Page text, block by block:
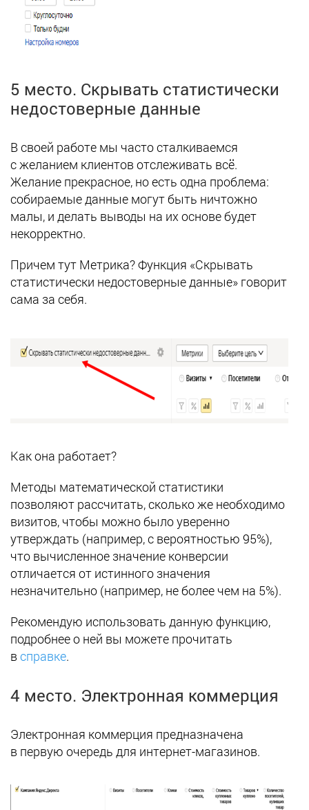
5 место. Скрывать статистически
недостоверные данные
В своей работе мы часто сталкиваемся
с желанием клиентов отслеживать всё.
Желание прекрасное, но есть одна проблема:
собираемые данные могут быть ничтожно
малы, и делать выводы на их основе будет
некорректно.
Причем тут Метрика? Функция «Скрывать
статистически недостоверные данные» говорит
сама за себя.
Как она работает?
Методы математической статистики
позволяют рассчитать, сколько же необходимо
визитов, чтобы можно было уверенно
утверждать (например, с вероятностью 95%),
что вычисленное значение конверсии
отличается от истинного значения
незначительно (например, не более чем на 5%).
Рекомендую использовать данную функцию,
подробнее о ней вы можете прочитать
в справке.
4 место. Электронная коммерция
Электронная коммерция предназначена
в первую очередь для интернет-магазинов.